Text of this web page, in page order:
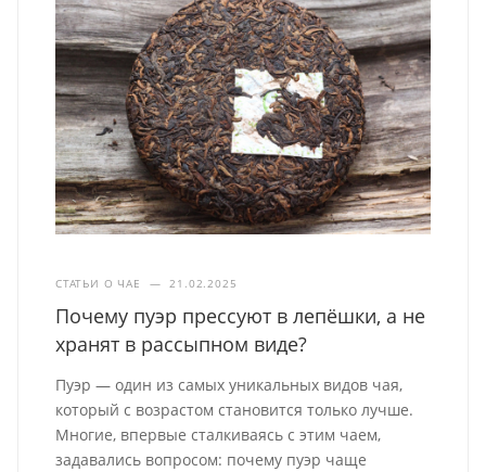
СТАТЬИ О ЧАЕ — 21.02.2025
Почему пуэр прессуют в лепёшки, а не
хранят в рассыпном виде?
Пуэр — один из самых уникальных видов чая,
который с возрастом становится только лучше.
Многие, впервые сталкиваясь с этим чаем,
задавались вопросом: почему пуэр чаще